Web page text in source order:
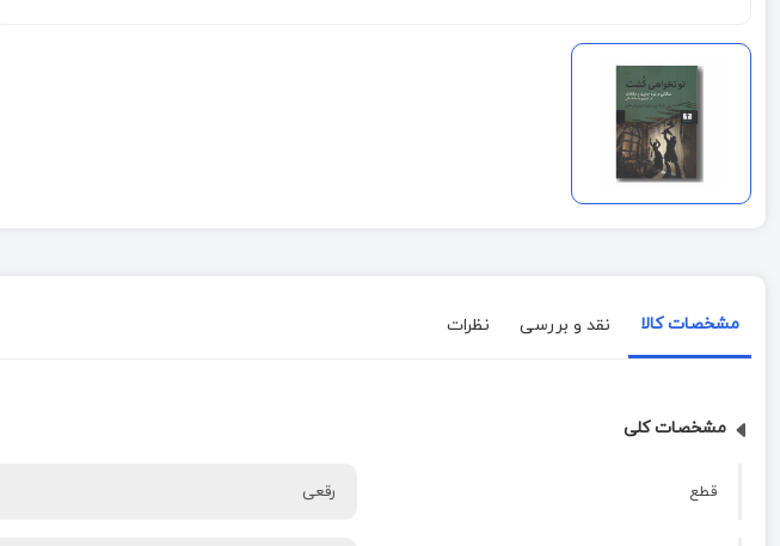
مشخصات کالا نقد و بررسی نظرات
مشخصات کلی
قطع رقعی